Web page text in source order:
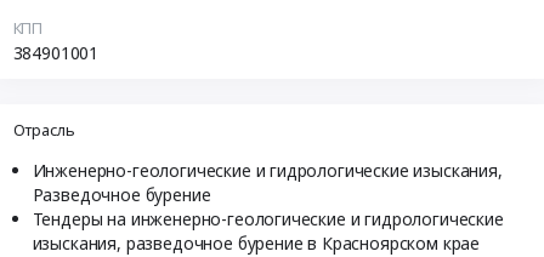
КПП
384901001
Отрасль
Инженерно-геологические и гидрологические изыскания,
Разведочное бурение
Тендеры на инженерно-геологические и гидрологические
изыскания, разведочное бурение в Красноярском крае